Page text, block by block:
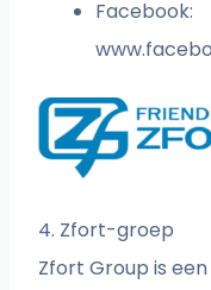
Facebook:
4. Zfort-groep
Zfort Group is